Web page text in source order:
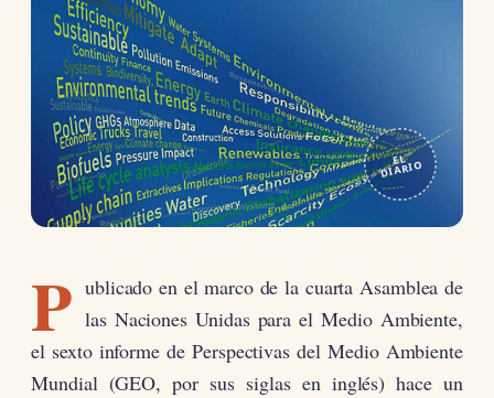
EL
DIARIO
P ublicado en el marco de la cuarta Asamblea de
las Naciones Unidas para el Medio Ambiente,
el sexto informe de Perspectivas del Medio Ambiente
Mundial (GEO, por sus siglas en inglés) hace un